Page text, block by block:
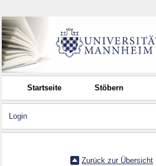
Startseite Stöbern
Login
Zurück zur Übersicht